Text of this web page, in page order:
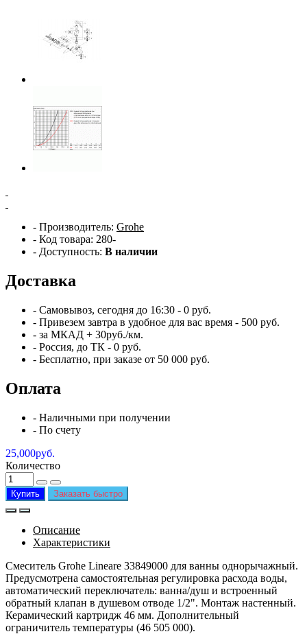
- Производитель: Grohe
- Код товара: 280-
- Доступность: В наличии
Доставка
- Самовывоз, сегодня до 16:30 - 0 руб.
- Привезем завтра в удобное для вас время - 500 руб.
- за МКАД + 30руб./км.
- Россия, до ТК - 0 руб.
- Бесплатно, при заказе от 50 000 руб.
Оплата
- Наличными при получении
- По счету
25,000руб.
Количество
Купить Заказать быстро
Описание
Характеристики
Смеситель Grohe Lineare 33849000 для ванны однорычажный.
Предусмотрена самостоятельная регулировка расхода воды,
автоматический переключатель: ванна/душ и встроенный
обратный клапан в душевом отводе 1/2". Монтаж настенный.
Керамический картридж 46 мм. Дополнительный
ограничитель температуры (46 505 000).